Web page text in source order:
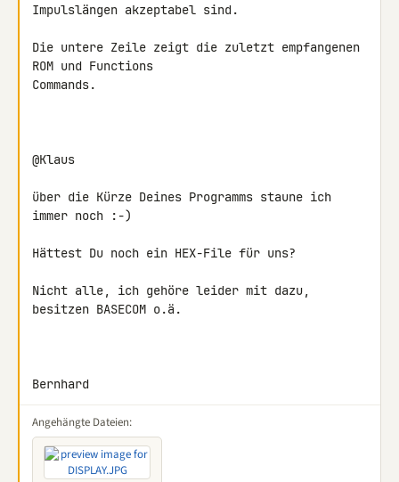
Impulslängen akzeptabel sind.
Die untere Zeile zeigt die zuletzt empfangenen
ROM und Functions
Commands.
@Klaus
über die Kürze Deines Programms staune ich
immer noch :-)
Hättest Du noch ein HEX-File für uns?
Nicht alle, ich gehöre leider mit dazu,
besitzen BASECOM o.ä.
Bernhard
Angehängte Dateien: